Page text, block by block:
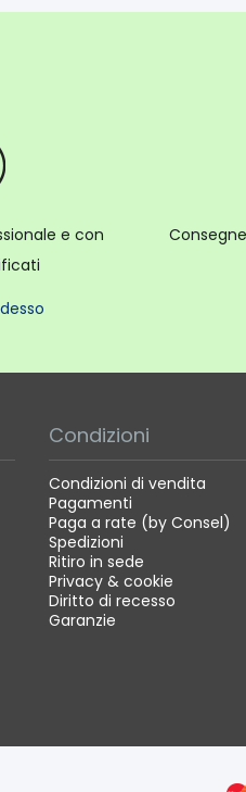
e con
Condizioni
Condizioni di vendita
Pagamenti
Paga a rate (by Consel)
Spedizioni
Ritiro in sede
Privacy & cookie
Diritto di recesso
Garanzie